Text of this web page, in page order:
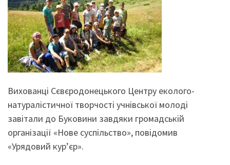
Вихованці Сєвєродонецького Центру еколого-
натуралістичної творчості учнівської молоді
завітали до Буковини завдяки громадській
організації «Нове суспільство», повідомив
«Урядовий кур’єр».